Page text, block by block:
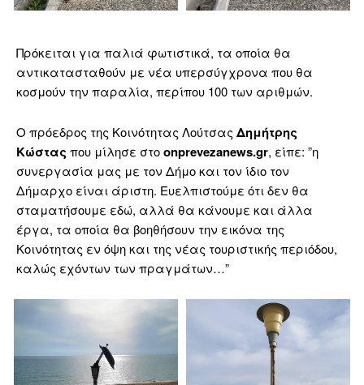
Πρόκειται για παλιά φωτιστικά, τα οποία θα
αντικατασταθούν με νέα υπερσύγχρονα που θα
κοσμούν την παραλία, περίπου 100 των αριθμών.
Ο πρόεδρος της Κοινότητας Λούτσας Δημήτρης
Κώστας που μίλησε στοonprevezanews.gr, είπε: ”η
συνεργασία μας με τον Δήμο και τον ίδιο τον
Δήμαρχο είναι άριστη. Ευελπιστούμε ότι δεν θα
σταματήσουμε εδώ, αλλά θα κάνουμε και άλλα
έργα, τα οποία θα βοηθήσουν την εικόνα της
Κοινότητας εν όψη και της νέας τουριστικής περιόδου,
καλώς εχόντων των πραγμάτων…”